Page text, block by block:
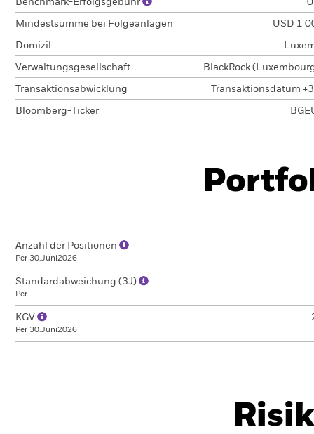
Benchmark-Erfolgsgebühr
Mindestsumme bei Folgeanlagen USD 1
Domizil
Verwaltungsgesellschaft BlackRock
Transaktionsabwicklung Transaktionsdatum
Bloomberg-Ticker
Anzahl der Positionen
Per 30.Juni2026
Standardabweichung (3J)
Per -
KGV
Per 30.Juni2026